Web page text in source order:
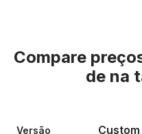
Compare
de na
Versão Custom